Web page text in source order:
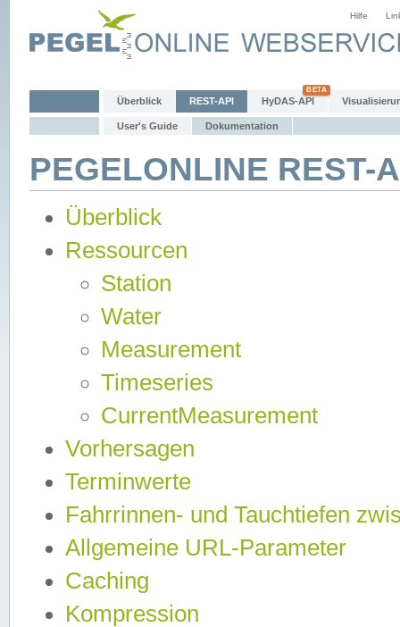
Hilfe
Überblick REST-API HyDAS-API
User's Guide Dokumentation
PEGELONLINE
Überblick
Ressourcen
Station
Water
Measurement
Timeseries
CurrentMeasurement
Vorhersagen
Terminwerte
Fahrrinnen- und Tauchtiefen
Allgemeine URL-Parameter
Caching
Kompression